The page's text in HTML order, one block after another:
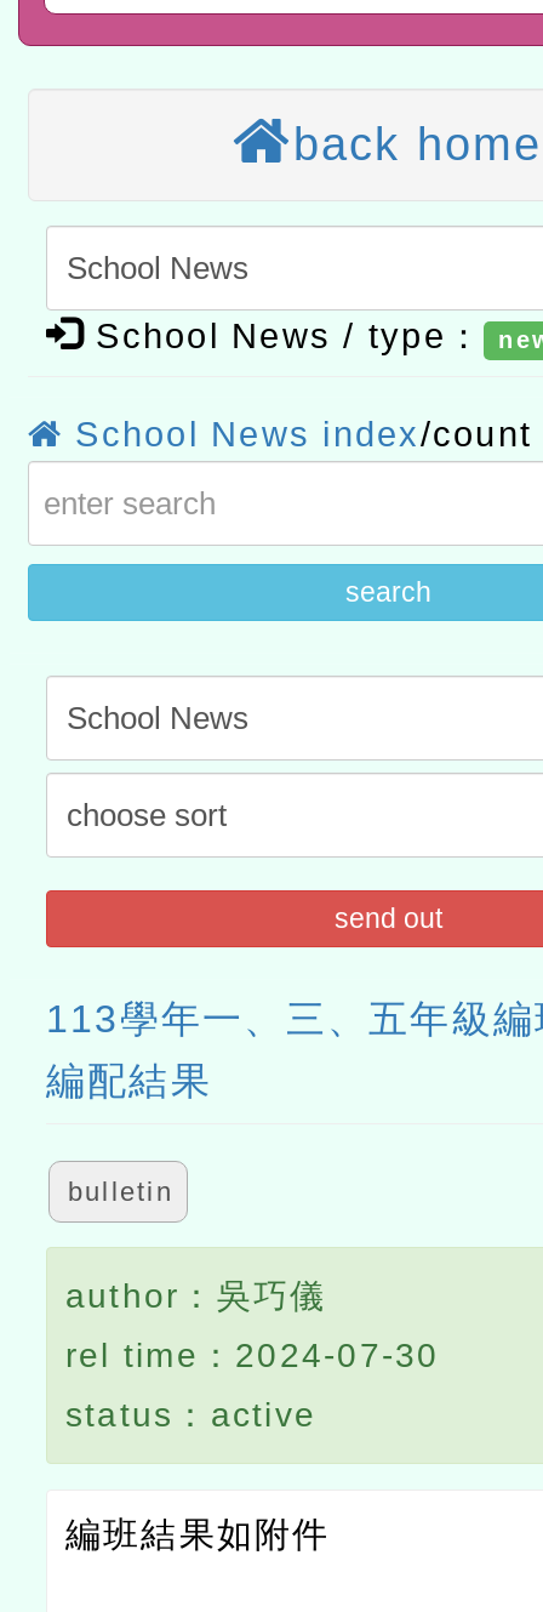
本館辦理115年度閱讀磐
A3數位素養講師名單
「數位內容與教學軟體線
t」
有關大陸委員會函釋公務
赴陸應申請許可一案
轉知經濟部水利署委託財
位及節水達人選拔活動」
市孔廟祈福系列活動—儒
航」
2026年桃園地景藝術節教
back home
School News / type：
School News index/count
search
send out
113學年一、三、五年級
編配結果
bulletin
author：吳巧儀
rel time：2024-07-30
status：active
編班結果如附件